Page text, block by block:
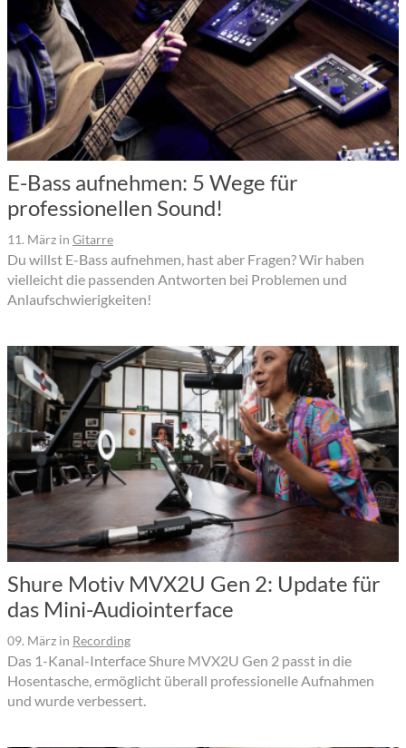
E-Bass aufnehmen: 5 Wege für
professionellen Sound!
11. März in Gitarre
Du willst E-Bass aufnehmen, hast aber Fragen? Wir haben
vielleicht die passenden Antworten bei Problemen und
Anlaufschwierigkeiten!
Shure Motiv MVX2U Gen 2: Update für
das Mini-Audiointerface
09. März in Recording
Das 1-Kanal-Interface Shure MVX2U Gen 2 passt in die
Hosentasche, ermöglicht überall professionelle Aufnahmen
und wurde verbessert.